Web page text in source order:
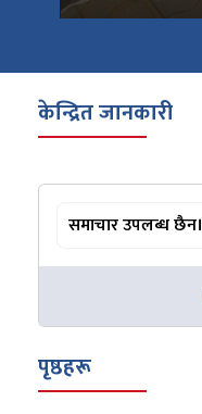
केन्द्रित जानकारी
समाचार उपलब्ध छैन।
पृष्ठहरू